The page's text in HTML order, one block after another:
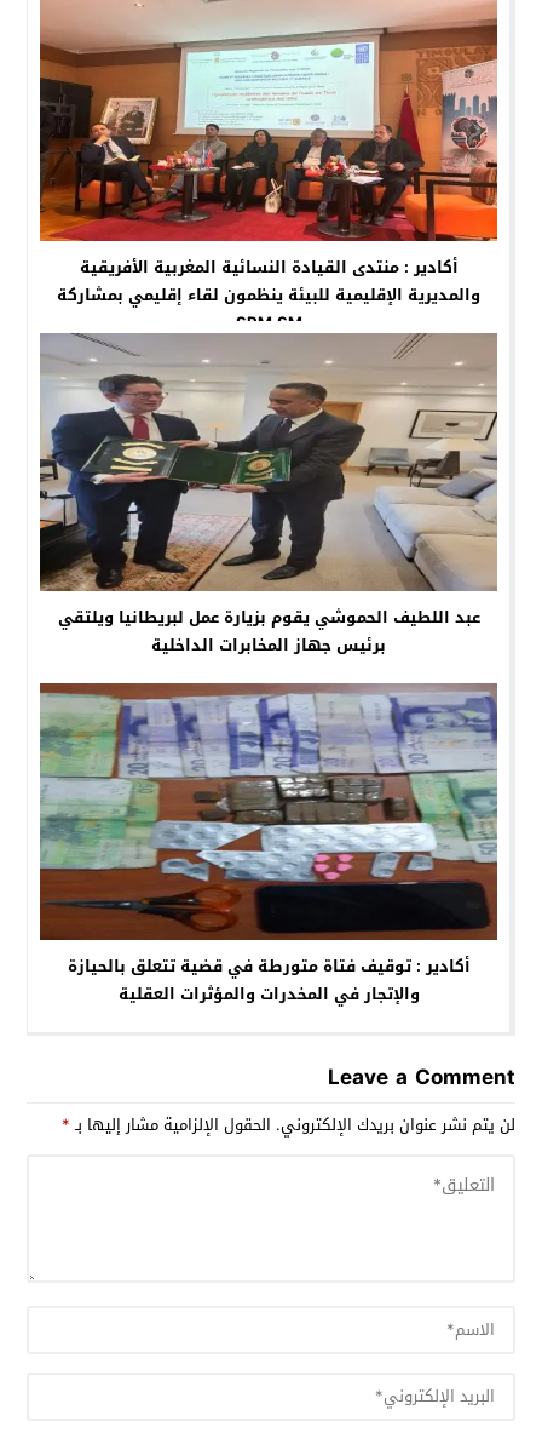
أكادير : منتدى القيادة النسائية المغربية الأفريقية
والمديرية الإقليمية للبيئة ينظمون لقاء إقليمي بمشاركة
SRM SM
عبد اللطيف الحموشي يقوم بزيارة عمل لبريطانيا ويلتقي
برئيس جهاز المخابرات الداخلية
أكادير : توقيف فتاة متورطة في قضية تتعلق بالحيازة
والإتجار في المخدرات والمؤثرات العقلية
Leave a Comment
لن يتم نشر عنوان بريدك الإلكتروني. الحقول الإلزامية مشار إليها بـ*